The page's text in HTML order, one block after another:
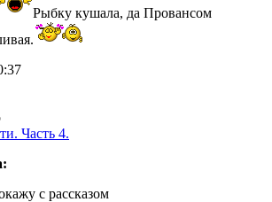
Рыбку кушала, да Провансом
Часть 4.
с рассказом